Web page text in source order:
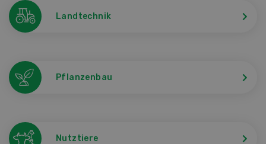
Landtechnik
Pflanzenbau
Nutztiere